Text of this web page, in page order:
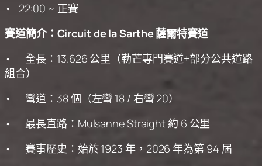
• 22:00 ~ 正賽
賽道簡介：Circuit de la Sarthe 薩爾特賽道
• 全長：13.626 公里（勒芒專門賽道+部分公共道路
組合）
• 彎道：38 個（左彎 18 / 右彎 20）
• 最長直路：Mulsanne Straight 約 6 公里
• 賽事歷史：始於 1923 年，2026 年為第 94 屆